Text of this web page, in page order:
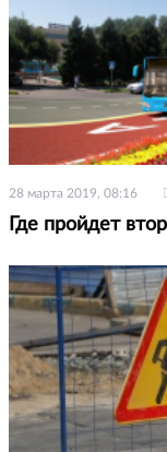
28 марта 2019, 08:16
Где пройдет